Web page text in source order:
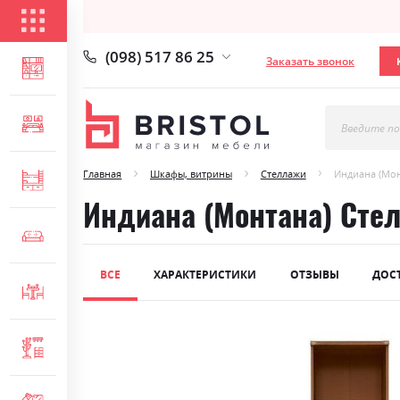
ГОСТИНАЯ
СПАЛЬНЯ
ДЕТСКАЯ
МЯГКАЯ МЕБЕЛЬ
(098) 517 86 25 Заказать звонок
Введите
Главная Шкафы, витрины Стеллажи Индиана
Индиана (Монтана)
ВСЕ ХАРАКТЕРИСТИКИ ОТЗЫВЫ